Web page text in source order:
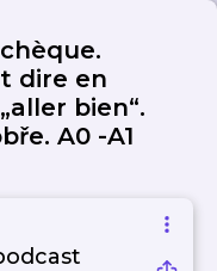
dire en
bien“.
A0 -A1